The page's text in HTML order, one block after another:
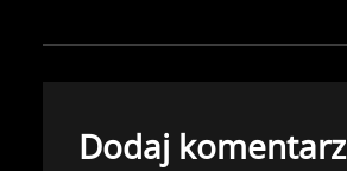
Dodaj komentarz